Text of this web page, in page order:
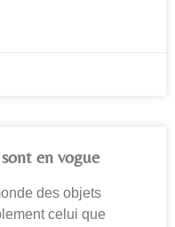
en vogue
des objets
celui que